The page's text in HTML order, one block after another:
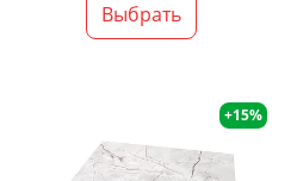
Выбрать
+15%